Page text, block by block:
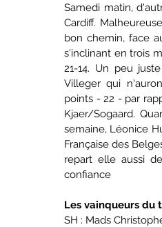
Samedi matin,
Cardiff.
bon chemin, face
s'inclinant en trois
21-14. Un peu
Villeger qui
points - 22 - par
Kjaer/Sogaard.
semaine, Léonice
Française des
repart elle aussi
confiance
Les vainqueurs du
SH : Mads